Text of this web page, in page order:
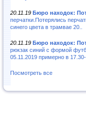
20.11.19 Бюро находок:
перчатки.Потерялись
синего цвета в трамвае 20..
20.11.19 Бюро находок:
рюкзак синий с формой
05.11.2019 примерно в 17.30-
Посмотреть все